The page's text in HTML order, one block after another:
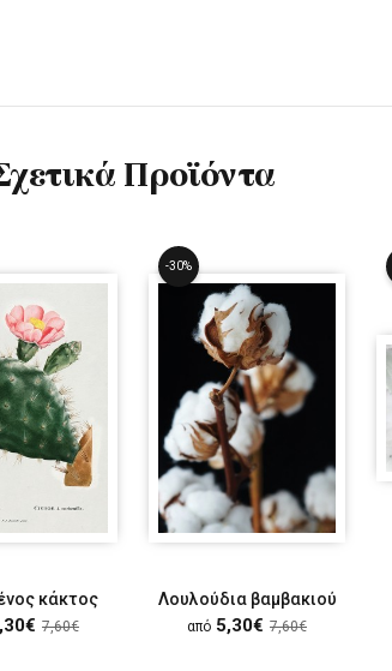
Προϊόντα
κάκτος
7,60€
-30%
Λουλούδια βαμβακιού
από 5,30€ 7,60€